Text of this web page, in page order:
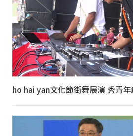
ho hai yan文化節街舞展演 秀青